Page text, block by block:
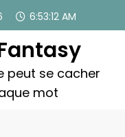
6:53:14 AM
peut se cacher
mot